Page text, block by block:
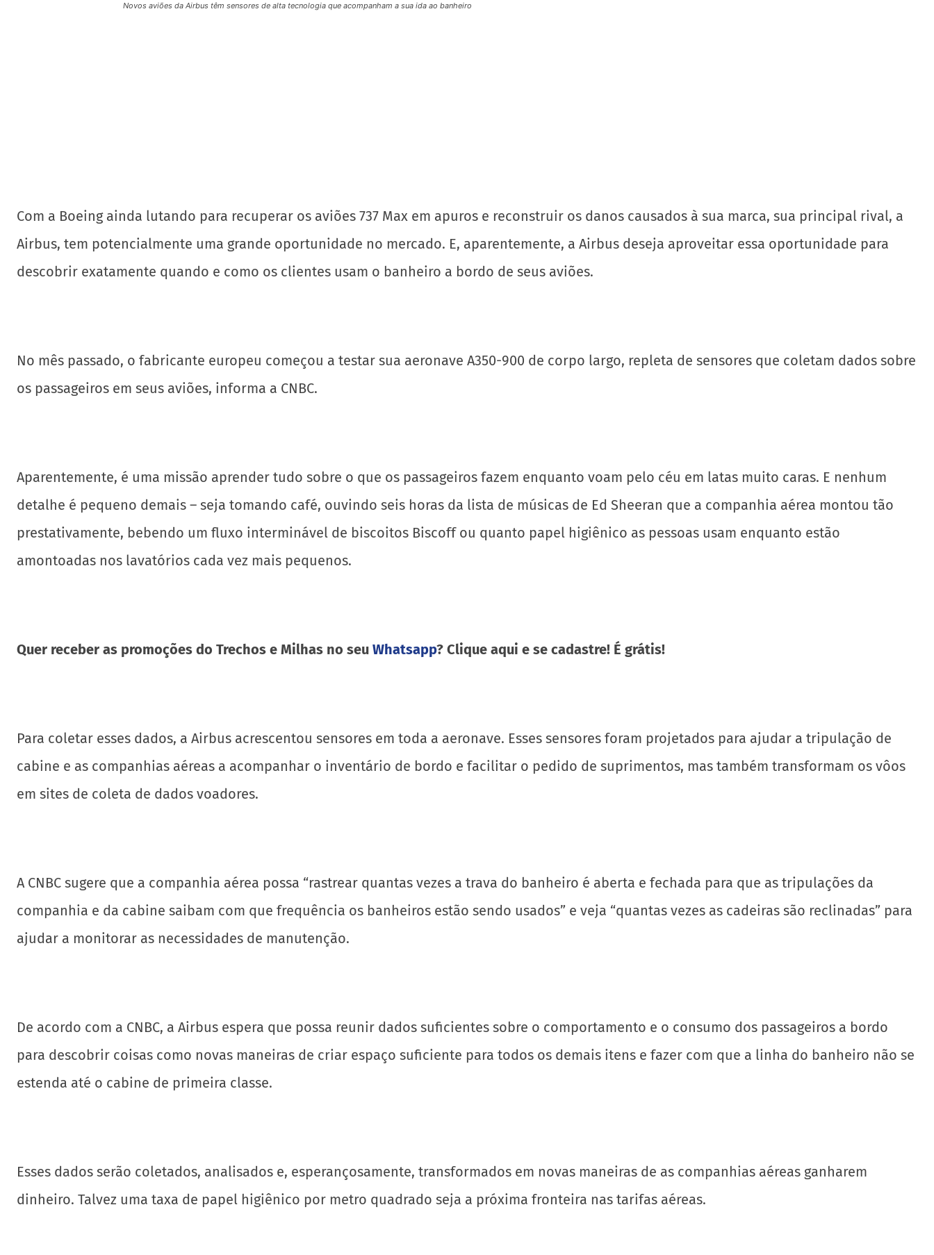
Novos aviões da Airbus têm sensores de alta tecnologia que acompanham a sua ida ao banheiro
Com a Boeing ainda lutando para recuperar os aviões 737 Max em apuros e reconstruir os danos causados ​​à sua marca, sua principal rival, a
Airbus, tem potencialmente uma grande oportunidade no mercado. E, aparentemente, a Airbus deseja aproveitar essa oportunidade para
descobrir exatamente quando e como os clientes usam o banheiro a bordo de seus aviões.
No mês passado, o fabricante europeu começou a testar sua aeronave A350-900 de corpo largo, repleta de sensores que coletam dados sobre
os passageiros em seus aviões, informa a CNBC.
Aparentemente, é uma missão aprender tudo sobre o que os passageiros fazem enquanto voam pelo céu em latas muito caras. E nenhum
detalhe é pequeno demais – seja tomando café, ouvindo seis horas da lista de músicas de Ed Sheeran que a companhia aérea montou tão
prestativamente, bebendo um fluxo interminável de biscoitos Biscoff ou quanto papel higiênico as pessoas usam enquanto estão
amontoadas nos lavatórios cada vez mais pequenos.
Quer receber as promoções do Trechos e Milhas no seu Whatsapp? Clique aqui e se cadastre! É grátis!
Para coletar esses dados, a Airbus acrescentou sensores em toda a aeronave. Esses sensores foram projetados para ajudar a tripulação de
cabine e as companhias aéreas a acompanhar o inventário de bordo e facilitar o pedido de suprimentos, mas também transformam os vôos
em sites de coleta de dados voadores.
A CNBC sugere que a companhia aérea possa “rastrear quantas vezes a trava do banheiro é aberta e fechada para que as tripulações da
companhia e da cabine saibam com que frequência os banheiros estão sendo usados” e veja “quantas vezes as cadeiras são reclinadas” para
ajudar a monitorar as necessidades de manutenção.
De acordo com a CNBC, a Airbus espera que possa reunir dados suficientes sobre o comportamento e o consumo dos passageiros a bordo
para descobrir coisas como novas maneiras de criar espaço suficiente para todos os demais itens e fazer com que a linha do banheiro não se
estenda até o cabine de primeira classe.
Esses dados serão coletados, analisados ​​e, esperançosamente, transformados em novas maneiras de as companhias aéreas ganharem
dinheiro. Talvez uma taxa de papel higiênico por metro quadrado seja a próxima fronteira nas tarifas aéreas.